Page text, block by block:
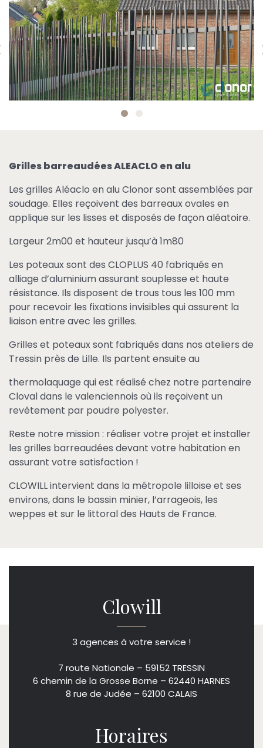
Grilles barreaudées ALEACLO en alu
Les grilles Aléaclo en alu Clonor sont assemblées par
soudage. Elles reçoivent des barreaux ovales en
applique sur les lisses et disposés de façon aléatoire.
Largeur 2m00 et hauteur jusqu’à 1m80
Les poteaux sont des CLOPLUS 40 fabriqués en
alliage d’aluminium assurant souplesse et haute
résistance. Ils disposent de trous tous les 100 mm
pour recevoir les fixations invisibles qui assurent la
liaison entre avec les grilles.
Grilles et poteaux sont fabriqués dans nos ateliers de
Tressin près de Lille. Ils partent ensuite au
thermolaquage qui est réalisé chez notre partenaire
Cloval dans le valenciennois où ils reçoivent un
revêtement par poudre polyester.
Reste notre mission : réaliser votre projet et installer
les grilles barreaudées devant votre habitation en
assurant votre satisfaction !
CLOWILL intervient dans la métropole lilloise et ses
environs, dans le bassin minier, l’arrageois, les
weppes et sur le littoral des Hauts de France.
Clowill
3 agences à votre service !
7 route Nationale – 59152 TRESSIN
6 chemin de la Grosse Borne – 62440 HARNES
8 rue de Judée – 62100 CALAIS
Horaires